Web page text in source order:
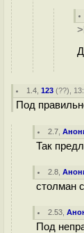
1.4 ,123 (??),
Под
2.7 ,
Так
2.8 ,
столман
2.53 ,
Под